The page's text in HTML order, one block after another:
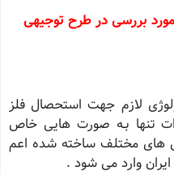
بررسی در طرح توجیهی
لازم جهت استحصال فلز
تنها بـه صورت هایی خاص
های مختلف ساخته شده اعم
وارد می شود .